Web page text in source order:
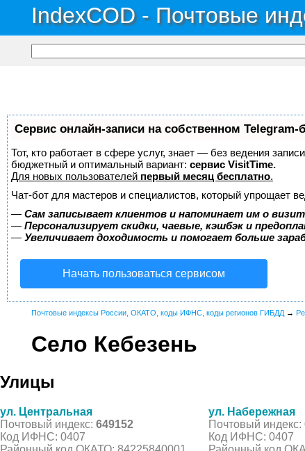
IndexCOD - Почтовые
Сервис онлайн-записи на собственном Telegram-
Тот, кто работает в сфере услуг, знает — без ведения
бюджетный и оптимальный вариант: сервис VisitTime.
Для новых пользователей первый месяц бесплатно.
Чат-бот для мастеров и специалистов, который упрощает
— Сам записывает клиентов и напоминает им о
— Персонализирует скидки, чаевые, кэшбэк и
— Увеличивает доходимость и помогает больше
Начать пользоваться сервисом
Почтовые индексы России, ОКАТО, коды ИФНС, коды регионов ГИБДД →
Село Кебезень
Улицы
ул. Центральная
Почтовый индекс: 649152
Код ИФНС: 0407
ул. Набережная
Почтовый индекс:
Код ИФНС: 0407